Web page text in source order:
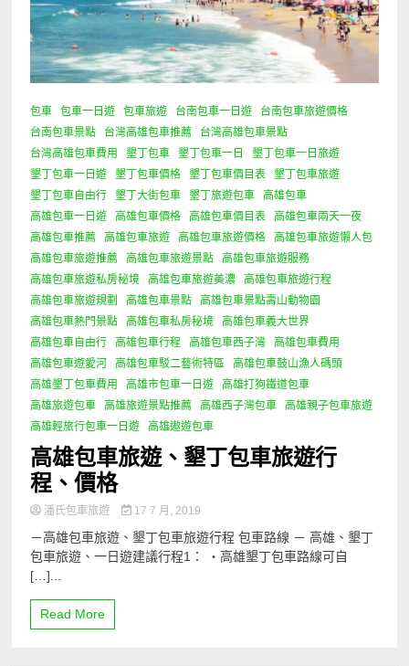
包車 包車一日遊 包車旅遊 台南包車一日遊
台南包車旅遊價格
台南包車景點
台灣高雄包車推薦
台灣高雄包車景點
台灣高雄包車費用
墾丁包車 墾丁包車一日
墾丁包車一日旅遊
墾丁包車一日遊
墾丁包車價格 墾丁包車價目表
墾丁包車旅遊
墾丁包車自由行
墾丁大街包車 墾丁旅遊包車
高雄包車
高雄包車一日遊
高雄包車價格 高雄包車價目表
高雄包車兩天一夜
高雄包車推薦
高雄包車旅遊 高雄包車旅遊價格
高雄包車旅遊懶人包
高雄包車旅遊推薦
高雄包車旅遊景點
高雄包車旅遊服務
高雄包車旅遊私房秘境
高雄包車旅遊美濃
高雄包車旅遊行程
高雄包車旅遊規劃
高雄包車景點
高雄包車景點壽山動物園
高雄包車熱門景點
高雄包車私房秘境
高雄包車義大世界
高雄包車自由行
高雄包車行程 高雄包車西子灣
高雄包車費用
高雄包車遊愛河
高雄包車駁二藝術特區
高雄包車鼓山漁人碼頭
高雄墾丁包車費用
高雄市包車一日遊
高雄打狗鐵道包車
高雄旅遊包車
高雄旅遊景點推薦 高雄西子灣包車
高雄親子包車旅遊
高雄輕旅行包車一日遊
高雄遨遊包車
高雄包車旅遊、墾丁包車旅遊行
程、價格
潘氏包車旅遊 17 7 月, 2019
－高雄包車旅遊、墾丁包車旅遊行程 包車路線 － 高雄、墾丁
包車旅遊、一日遊建議行程1： ・高雄墾丁包車路線可自
[…]...
Read More